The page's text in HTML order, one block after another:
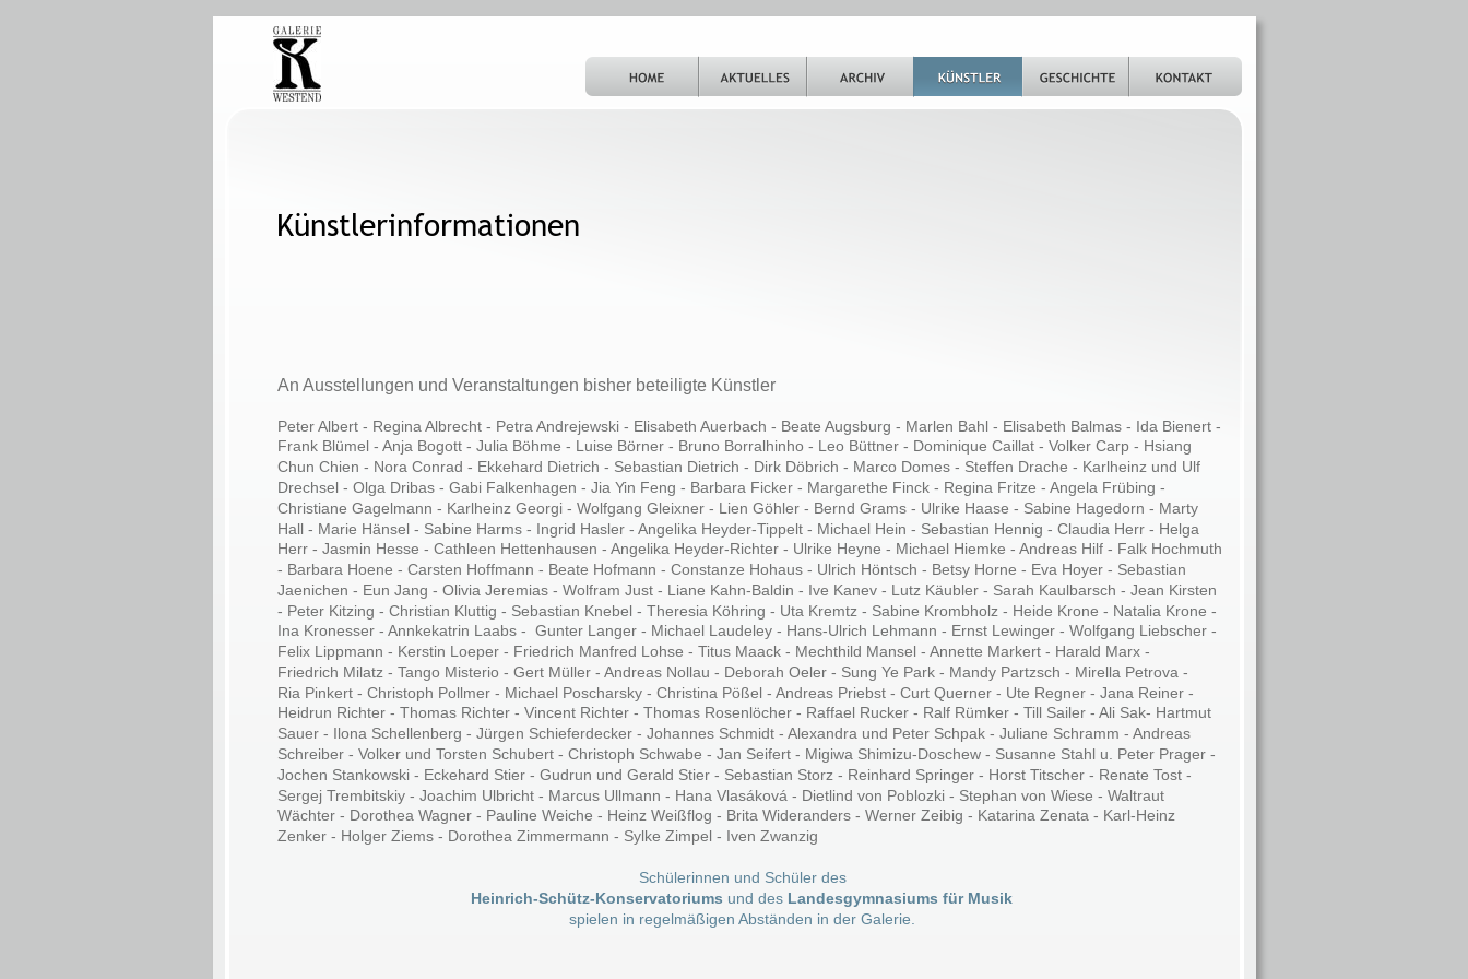
An Ausstellungen und Veranstaltungen bisher beteiligte Künstler
Peter Albert - Regina Albrecht - Petra Andrejewski - Elisabeth Auerbach - Beate Augsburg - Marlen Bahl - Elisabeth Balmas - Ida Bienert -
Frank Blümel - Anja Bogott - Julia Böhme - Luise Börner - Bruno Borralhinho - Leo Büttner - Dominique Caillat - Volker Carp - Hsiang
Chun Chien - Nora Conrad - Ekkehard Dietrich - Sebastian Dietrich - Dirk Döbrich - Marco Domes - Steffen Drache - Karlheinz und Ulf
Drechsel - Olga Dribas - Gabi Falkenhagen - Jia Yin Feng - Barbara Ficker - Margarethe Finck - Regina Fritze - Angela Frübing -
Christiane Gagelmann - Karlheinz Georgi - Wolfgang Gleixner - Lien Göhler - Bernd Grams - Ulrike Haase - Sabine Hagedorn - Marty
Hall - Marie Hänsel - Sabine Harms - Ingrid Hasler - Angelika Heyder-Tippelt - Michael Hein - Sebastian Hennig - Claudia Herr - Helga
Herr - Jasmin Hesse - Cathleen Hettenhausen - Angelika Heyder-Richter - Ulrike Heyne - Michael Hiemke - Andreas Hilf - Falk Hochmuth
- Barbara Hoene - Carsten Hoffmann - Beate Hofmann - Constanze Hohaus - Ulrich Höntsch - Betsy Horne - Eva Hoyer - Sebastian
Jaenichen - Eun Jang - Olivia Jeremias - Wolfram Just - Liane Kahn-Baldin - Ive Kanev - Lutz Käubler - Sarah Kaulbarsch - Jean Kirsten
- Peter Kitzing - Christian Kluttig - Sebastian Knebel - Theresia Köhring - Uta Kremtz - Sabine Krombholz - Heide Krone - Natalia Krone -
Ina Kronesser - Annkekatrin Laabs -  Gunter Langer - Michael Laudeley - Hans-Ulrich Lehmann - Ernst Lewinger - Wolfgang Liebscher -
Felix Lippmann - Kerstin Loeper - Friedrich Manfred Lohse - Titus Maack - Mechthild Mansel - Annette Markert - Harald Marx -
Friedrich Milatz - Tango Misterio - Gert Müller - Andreas Nollau - Deborah Oeler - Sung Ye Park - Mandy Partzsch - Mirella Petrova -
Ria Pinkert - Christoph Pollmer - Michael Poscharsky - Christina Pößel - Andreas Priebst - Curt Querner - Ute Regner - Jana Reiner -
Heidrun Richter - Thomas Richter - Vincent Richter - Thomas Rosenlöcher - Raffael Rucker - Ralf Rümker - Till Sailer - Ali Sak- Hartmut
Sauer - Ilona Schellenberg - Jürgen Schieferdecker - Johannes Schmidt - Alexandra und Peter Schpak - Juliane Schramm - Andreas
Schreiber - Volker und Torsten Schubert - Christoph Schwabe - Jan Seifert - Migiwa Shimizu-Doschew - Susanne Stahl u. Peter Prager -
Jochen Stankowski - Eckehard Stier - Gudrun und Gerald Stier - Sebastian Storz - Reinhard Springer - Horst Titscher - Renate Tost -
Sergej Trembitskiy - Joachim Ulbricht - Marcus Ullmann - Hana Vlasáková - Dietlind von Poblozki - Stephan von Wiese - Waltraut
Wächter - Dorothea Wagner - Pauline Weiche - Heinz Weißflog - Brita Wideranders - Werner Zeibig - Katarina Zenata - Karl-Heinz
Zenker - Holger Ziems - Dorothea Zimmermann - Sylke Zimpel - Iven Zwanzig
Schülerinnen und Schüler des
Heinrich-Schütz-Konservatoriums und des Landesgymnasiums für Musik
spielen in regelmäßigen Abständen in der Galerie.
Künstlerinformationen